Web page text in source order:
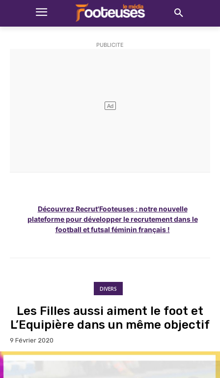
Découvrez Recrut'Footeuses : notre nouvelle
plateforme pour développer le recrutement dans le
football et futsal féminin français !
DIVERS
Les Filles aussi aiment le foot et
L’Equipière dans un même objectif
9 Février 2020